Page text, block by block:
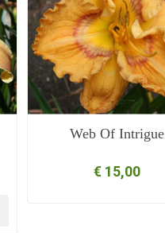
Web Of Intrigue
€ 15,00